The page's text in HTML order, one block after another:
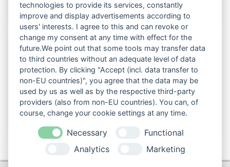
technologies to provide its services, constantly
improve and display advertisements according to
users' interests. I agree to this and can revoke or
change my consent at any time with effect for the
future.We point out that some tools may transfer data
to third countries without an adequate level of data
protection. By clicking "Accept (incl. data transfer to
non-EU countries)", you agree that the data may be
used by us as well as by the respective third-party
providers (also from non-EU countries). You can, of
course, change your cookie settings at any time.
Necessary
Functional
Analytics
Marketing
Folgen Sie uns auch in den sozialen Netzwerken: